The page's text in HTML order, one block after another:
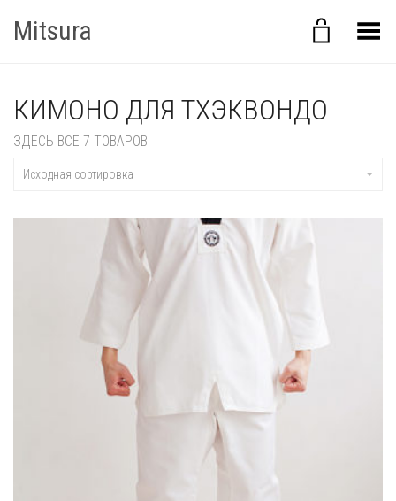
Mitsura Переключить Меню
КИМОНО ДЛЯ ТХЭКВОНДО
ЗДЕСЬ ВСЕ 7 ТОВАРОВ
Исходная сортировка